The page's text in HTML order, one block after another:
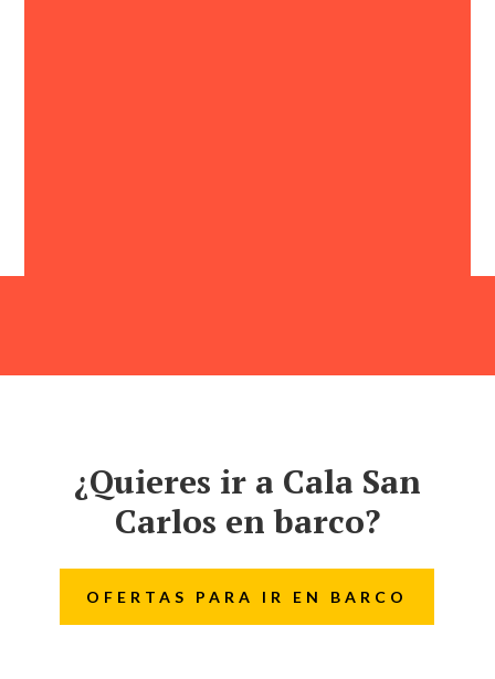
¿Quieres ir a Cala San
Carlos en barco?
OFERTAS PARA IR EN BARCO